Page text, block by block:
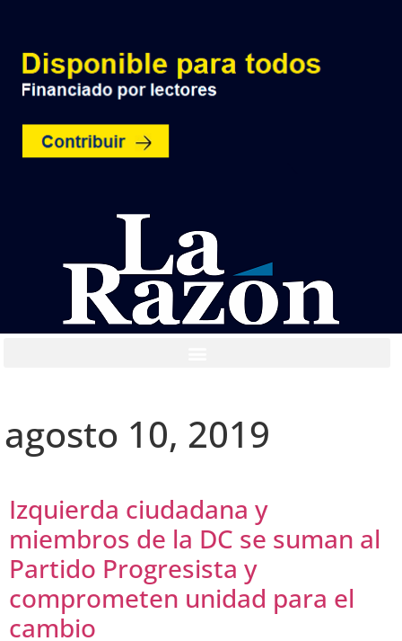
agosto 10, 2019
Izquierda ciudadana y
miembros de la DC se suman al
Partido Progresista y
comprometen unidad para el
cambio